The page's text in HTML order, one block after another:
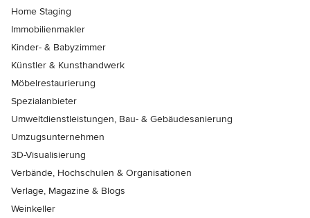
Home Staging
Immobilienmakler
Kinder- & Babyzimmer
Künstler & Kunsthandwerk
Möbelrestaurierung
Spezialanbieter
Umweltdienstleistungen, Bau- & Gebäudesanierung
Umzugsunternehmen
3D-Visualisierung
Verbände, Hochschulen & Organisationen
Verlage, Magazine & Blogs
Weinkeller